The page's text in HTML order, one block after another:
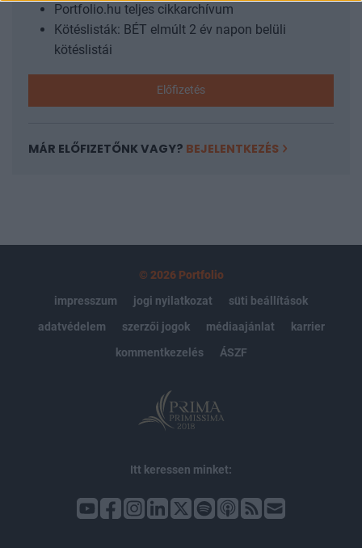
Portfolio.hu teljes cikkarchívum
Kötéslisták: BÉT elmúlt 2 év napon belüli
kötéslistái
Előfizetés
MÁR ELŐFIZETŐNK VAGY? BEJELENTKEZÉS
© 2026 Portfolio
impresszum
jogi nyilatkozat
süti beállítások
adatvédelem
szerzői jogok médiaajánlat
karrier
kommentkezelés
ÁSZF
Itt keressen minket: